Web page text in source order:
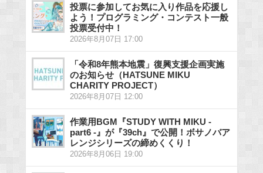
投票に参加してお気に入り作品を応援し
よう！プログラミング・コンテスト一般
投票受付中！
2026年8月07日 17:00
「令和8年熊本地震」復興支援企画実施
のお知らせ（HATSUNE MIKU
CHARITY PROJECT）
2026年8月07日 12:00
作業用BGM『STUDY WITH MIKU -
part6 -』が『39ch』で公開！ボサノバア
レンジシリーズの締めくくり！
2026年8月06日 19:00